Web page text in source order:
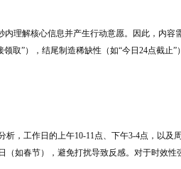
理解核心信息并产生行动意愿。因此，内容
领取”），结尾制造稀缺性（如“今日24点截
，工作日的上午10-11点、下午3-4点，以
如春节），避免打扰导致反感。对于时效